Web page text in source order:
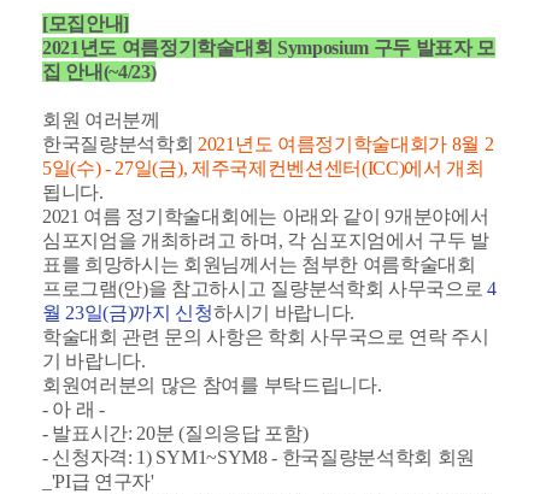
[모집안내]
2021년도 여름정기학술대회 Symposium 구두 발표자 모
집 안내(~4/23)
회원 여러분께
한국질량분석학회 2021년도 여름정기학술대회가 8월 2
5일(수) - 27일(금), 제주국제컨벤션센터(ICC)에서 개최
됩니다.
2021 여름 정기학술대회에는 아래와 같이 9개분야에서
심포지엄을 개최하려고 하며, 각 심포지엄에서 구두 발
표를 희망하시는 회원님께서는 첨부한 여름학술대회
프로그램(안)을 참고하시고 질량분석학회 사무국으로4
월 23일(금)까지 신청하시기 바랍니다.
학술대회 관련 문의 사항은 학회 사무국으로 연락 주시
기 바랍니다.
회원여러분의 많은 참여를 부탁드립니다.
- 아 래 -
- 발표시간: 20분 (질의응답 포함)
- 신청자격: 1) SYM1~SYM8 - 한국질량분석학회 회원
_'PI급 연구자'